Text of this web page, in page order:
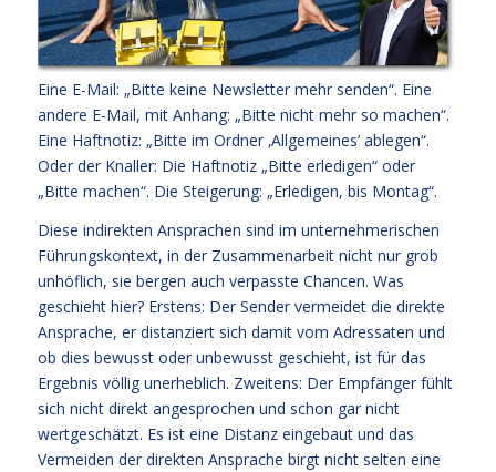
Eine E-Mail: „Bitte keine Newsletter mehr senden“. Eine
andere E-Mail, mit Anhang: „Bitte nicht mehr so machen“.
Eine Haftnotiz: „Bitte im Ordner ‚Allgemeines’ ablegen“.
Oder der Knaller: Die Haftnotiz „Bitte erledigen“ oder
„Bitte machen“. Die Steigerung: „Erledigen, bis Montag“.
Diese indirekten Ansprachen sind im unternehmerischen
Führungskontext, in der Zusammenarbeit nicht nur grob
unhöflich, sie bergen auch verpasste Chancen. Was
geschieht hier? Erstens: Der Sender vermeidet die direkte
Ansprache, er distanziert sich damit vom Adressaten und
ob dies bewusst oder unbewusst geschieht, ist für das
Ergebnis völlig unerheblich. Zweitens: Der Empfänger fühlt
sich nicht direkt angesprochen und schon gar nicht
wertgeschätzt. Es ist eine Distanz eingebaut und das
Vermeiden der direkten Ansprache birgt nicht selten eine